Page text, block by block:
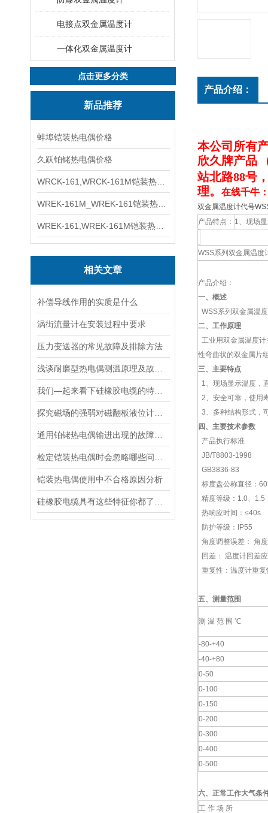
电接点双金属温度计
一体化双金属温度计
点击更多分类
新品推荐
蚌埠铠装热电偶价格
久跃铂铑热电偶价格
相关文章
补偿导线作用的实质是什么
涡街流量计在安装过程中要求
压力变送器的常见故障及排除方法
铠装热电偶使用中不合格原因分析
产品介绍：
本公司 所有
欣久牌产品
站北路88号
理。
在线千牛
双金属温度计代号
产品特点： 1、现场
WSS系列双金属温度
产品介绍：
一、概述
WSS系列双金属温
二、工作原理
工业用双金属温度
性弯曲状的双金属片
三、 主要特点
1、现场显示温度，
2、安全可靠，使用
3、多种结构形式，
四、主要技术参数
产品执行标准
JB/T8803-1998
GB3836-83
标度盘公称直径：
精度等级：1.0、1.5
热响应时间：≤40s
防护等级：IP55
角度调整误差： 角
回差： 温度计回差
重复性：温度计重
五、测量范围
测 温 范 围 ℃
-80-+40
-40-+80
0-50
0-100
0-150
0-200
0-300
0-400
0-500
六、 正常工作大气条
工 作 场 所